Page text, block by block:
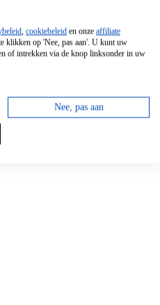
, cookiebeleid en onze affiliate
klikken op 'Nee, pas aan'. U kunt uw
of intrekken via de knop linksonder in uw
Nee, pas aan